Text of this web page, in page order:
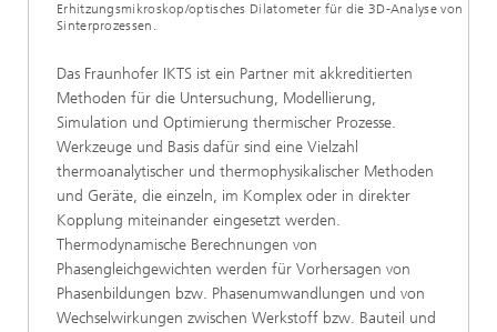
Erhitzungsmikroskop/optisches Dilatometer für die 3D-Analyse von
Sinterprozessen.
Das Fraunhofer IKTS ist ein Partner mit akkreditierten
Methoden für die Untersuchung, Modellierung,
Simulation und Optimierung thermischer Prozesse.
Werkzeuge und Basis dafür sind eine Vielzahl
thermoanalytischer und thermophysikalischer Methoden
und Geräte, die einzeln, im Komplex oder in direkter
Kopplung miteinander eingesetzt werden.
Thermodynamische Berechnungen von
Phasengleichgewichten werden für Vorhersagen von
Phasenbildungen bzw. Phasenumwandlungen und von
Wechselwirkungen zwischen Werkstoff bzw. Bauteil und